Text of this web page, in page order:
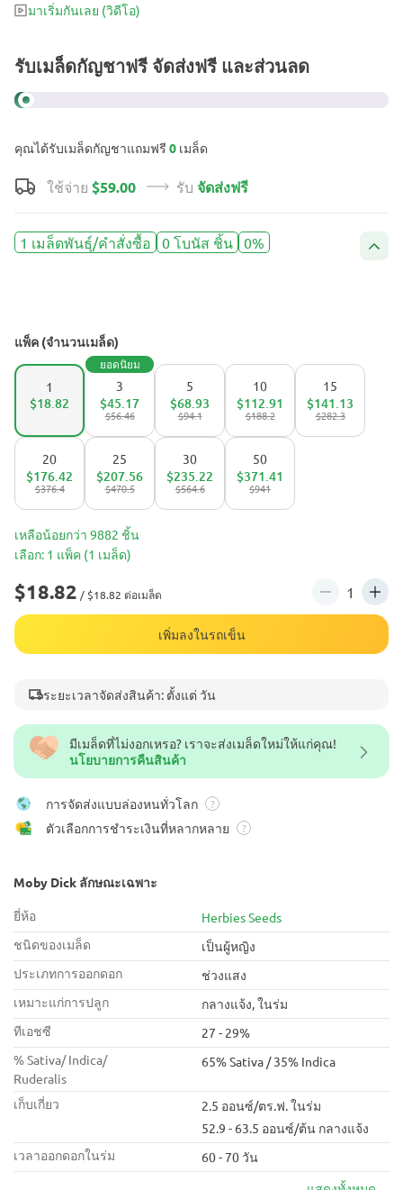
มีเมล็ดที่ไม่งอกเหรอ? เราจะส่งเมล็ดใหม่ให้แก่คุณ!
นโยบายการคืนสินค้า
การจัดส่งแบบล่องหนทั่วโลก ?
ตัวเลือกการชำระเงินที่หลากหลาย ?
Moby Dick ลักษณะเฉพาะ
ยี่ห้อ
Herbies Seeds
ชนิดของเมล็ด
เป็นผู้หญิง
ประเภทการออกดอก
ช่วงแสง
เหมาะแก่การปลูก
กลางแจ้ง, ในร่ม
ทีเอชซี
27 - 29%
% Sativa/ Indica/
Ruderalis
65% Sativa / 35% Indica
เก็บเกี่ยว
2.5 ออนซ์/ตร.ฟ. ในร่ม
52.9 - 63.5 ออนซ์/ต้น กลางแจ้ง
เวลาออกดอกในร่ม
60 - 70 วัน
มาเริ่มกันเลย (วิดีโอ)
รับเมล็ดกัญชาฟรี จัดส่งฟรี และส่วนลด
คุณได้รับเมล็ดกัญชาแถมฟรี 0 เมล็ด
ใช้จ่าย $59.00 รับ จัดส่งฟรี
1 เมล็ดพันธุ์/คำสั่งซื้อ 0 โบนัส ชิ้น 0%
แพ็ค (จำนวนเมล็ด)
1
$18.82
3
ยอดนิยม
$56.46
$45.17
5
$94.1
$68.93
10
$188.2
$112.91
15
$282.3
$141.13
20
$376.4
$176.42
25
$470.5
$207.56
30
$564.6
$235.22
50
$941
$371.41
เหลือน้อยกว่า 9882 ชิ้น
เลือก: 1 แพ็ค (1 เมล็ด)
$18.82 / $18.82 ต่อเมล็ด
เพิ่มลงในรถเข็น
ระยะเวลาจัดส่งสินค้า: ตั้งแต่ วัน